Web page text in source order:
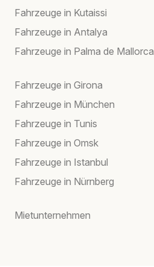
Fahrzeuge in Kutaissi
Fahrzeuge in Antalya
Fahrzeuge in Palma de Mallorca
Fahrzeuge in Girona
Fahrzeuge in München
Fahrzeuge in Tunis
Fahrzeuge in Omsk
Fahrzeuge in Istanbul
Fahrzeuge in Nürnberg
Mietunternehmen